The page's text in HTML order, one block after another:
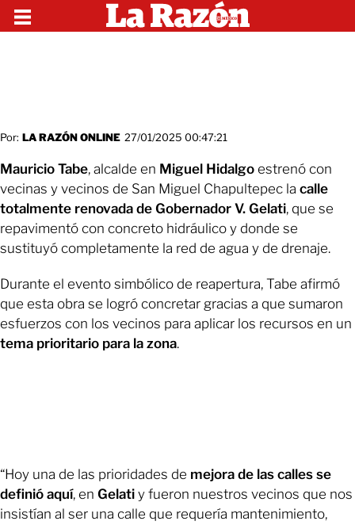
Por: LA RAZÓN ONLINE 27/01/2025 00:47:21
Mauricio Tabe, alcalde en Miguel Hidalgo estrenó con
vecinas y vecinos de San Miguel Chapultepec la calle
totalmente renovada de Gobernador V. Gelati, que se
repavimentó con concreto hidráulico y donde se
sustituyó completamente la red de agua y de drenaje.
Durante el evento simbólico de reapertura, Tabe afirmó
que esta obra se logró concretar gracias a que sumaron
esfuerzos con los vecinos para aplicar los recursos en un
tema prioritario para la zona.
“Hoy una de las prioridades de mejora de las calles se
definió aquí, en Gelati y fueron nuestros vecinos que nos
insistían al ser una calle que requería mantenimiento,